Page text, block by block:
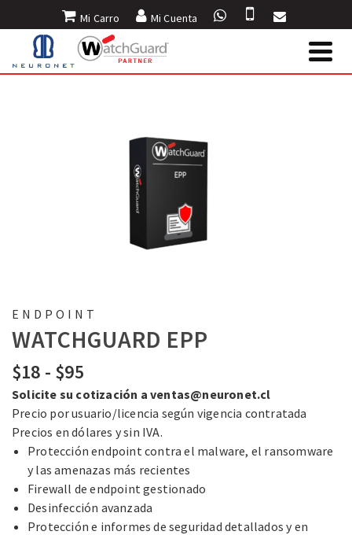
Mi Carro Mi Cuenta
INICIO PRODUCTOS»ENDPOINT»
ENDPOINT
WATCHGUARD EPP
$18 - $95Rango
de
precios:
desde
$18
hasta
$95
Solicite su cotización a ventas@neuronet.cl
Precio por usuario/licencia según vigencia contratada
Precios en dólares y sin IVA.
Protección endpoint contra el malware, el ransomware
y las amenazas más recientes
Firewall de endpoint gestionado
Desinfección avanzada
Protección e informes de seguridad detallados y en